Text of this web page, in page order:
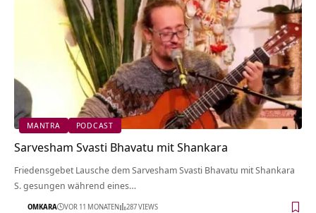
MANTRA PODCAST
Sarvesham Svasti Bhavatu mit Shankara
Friedensgebet Lausche dem Sarvesham Svasti Bhavatu mit Shankara
S. gesungen während eines…
OMKARA VOR 11 MONATEN 287 VIEWS